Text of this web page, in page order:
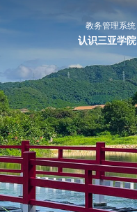
教务管理系统
认识三亚学院
教与学
专业设置
辅修专业
语言文字网